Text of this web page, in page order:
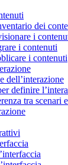
dei
i
i contenuti
i contenuti
dell’interazione
definire
tra scenari